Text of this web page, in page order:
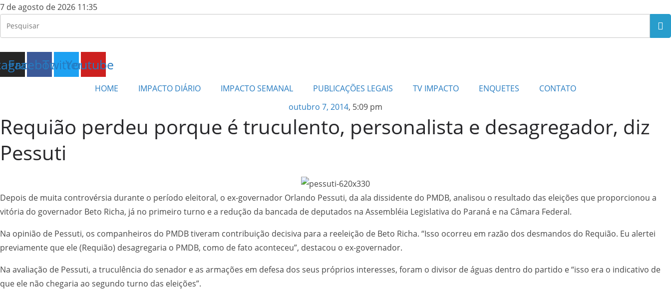
7 de agosto de 2026 11:35
FacebookTwitterYoutube
HOME IMPACTO DIÁRIO IMPACTO SEMANAL PUBLICAÇÕES LEGAIS TV IMPACTO ENQUETES
CONTATO
outubro 7, 2014, 5:09 pm
Requião perdeu porque é truculento, personalista e desagregador, diz
Pessuti
Depois de muita controvérsia durante o período eleitoral, o ex-governador Orlando Pessuti, da ala dissidente do PMDB, analisou o resultado das eleições que proporcionou a
vitória do governador Beto Richa, já no primeiro turno e a redução da bancada de deputados na Assembléia Legislativa do Paraná e na Câmara Federal.
Na opinião de Pessuti, os companheiros do PMDB tiveram contribuição decisiva para a reeleição de Beto Richa. “Isso ocorreu em razão dos desmandos do Requião. Eu alertei
previamente que ele (Requião) desagregaria o PMDB, como de fato aconteceu”, destacou o ex-governador.
Na avaliação de Pessuti, a truculência do senador e as armações em defesa dos seus próprios interesses, foram o divisor de águas dentro do partido e “isso era o indicativo de
que ele não chegaria ao segundo turno das eleições”.